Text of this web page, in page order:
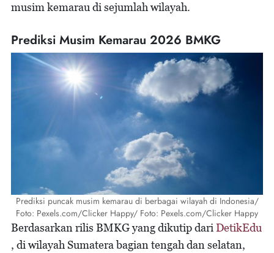
musim kemarau di sejumlah wilayah.
Prediksi Musim Kemarau 2026 BMKG
Prediksi puncak musim kemarau di berbagai wilayah di Indonesia/
Foto: Pexels.com/Clicker Happy/ Foto: Pexels.com/Clicker Happy
Berdasarkan rilis BMKG yang dikutip dari DetikEdu
, di wilayah Sumatera bagian tengah dan selatan,